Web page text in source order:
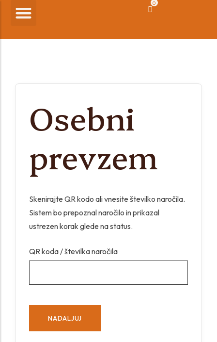
0
Osebni
prevzem
Skenirajte QR kodo ali vnesite številko naročila.
Sistem bo prepoznal naročilo in prikazal
ustrezen korak glede na status.
QR koda / številka naročila
NADALJUJ